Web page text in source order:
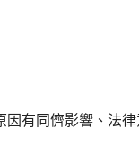
有同儕影響、法